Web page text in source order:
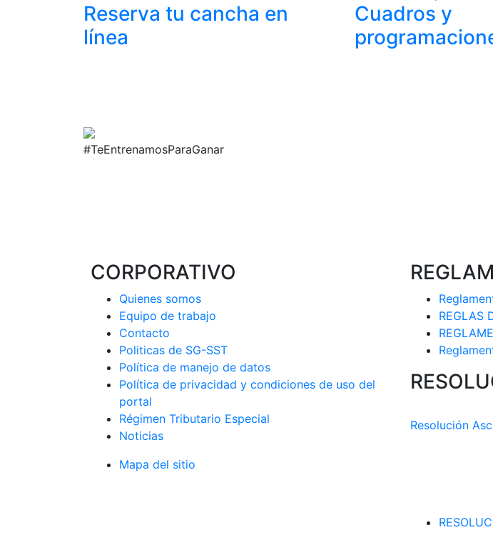
Reserva tu cancha en
línea
Cuadros y
#TeEntrenamosParaGanar
CORPORATIVO
Quienes somos
Equipo de trabajo
Contacto
Politicas de SG-SST
Política de manejo de datos
Política de privacidad y condiciones de uso del
portal
Régimen Tributario Especial
Noticias
Mapa del sitio
REGLAS
Resolución